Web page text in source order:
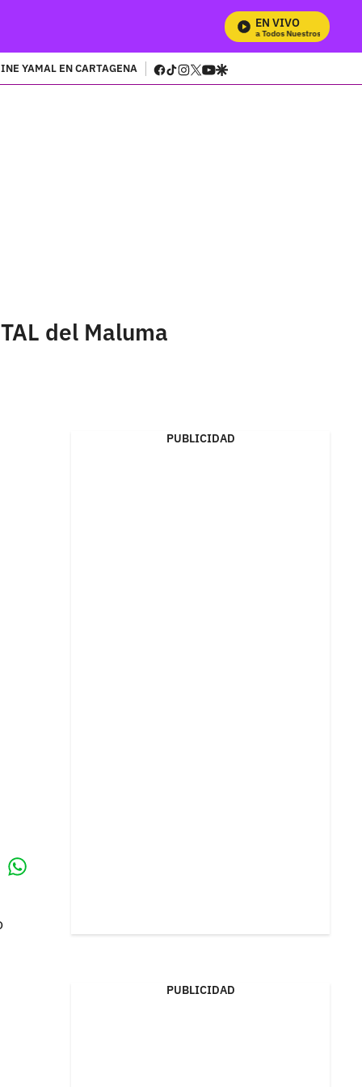
EN VIVO
Mira Todos Nuestros Programas
YAMAL EN CARTAGENA facebook
tiktok
instagram
twitter
youtube
google
del Maluma
PUBLICIDAD
PUBLICIDAD